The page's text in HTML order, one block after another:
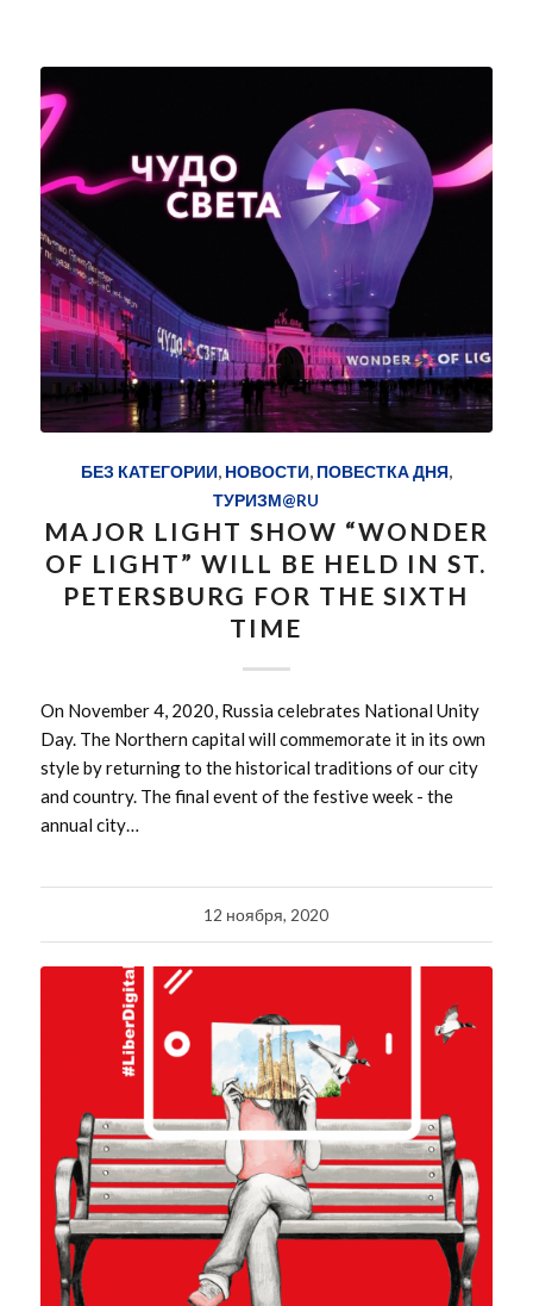
БЕЗ КАТЕГОРИИ, НОВОСТИ, ПОВЕСТКА ДНЯ,
ТУРИЗМ@RU
MAJOR LIGHT SHOW “WONDER
OF LIGHT” WILL BE HELD IN ST.
PETERSBURG FOR THE SIXTH
TIME
On November 4, 2020, Russia celebrates National Unity
Day. The Northern capital will commemorate it in its own
style by returning to the historical traditions of our city
and country. The final event of the festive week - the
annual city…
12 ноября, 2020